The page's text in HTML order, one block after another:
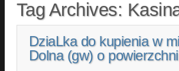
Tag Archives:
DziaLka do kupienia w
Dolna (gw) o